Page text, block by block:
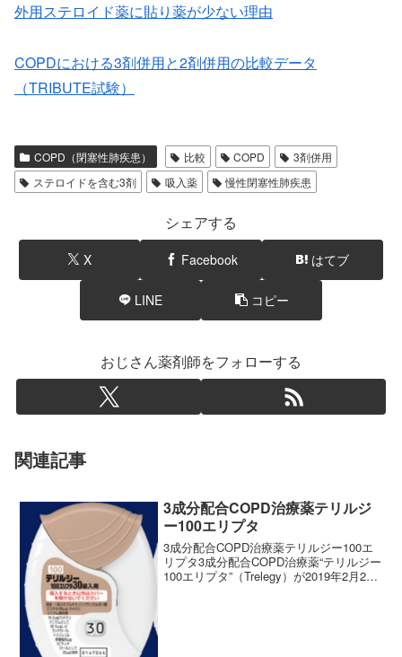
外用ステロイド薬に貼り薬が少ない理由
COPDにおける3剤併用と2剤併用の比較データ
（TRIBUTE試験）
COPD（閉塞性肺疾患） 比較 COPD
3剤併用
ステロイドを含む3剤
吸入薬 慢性閉塞性肺疾患
シェアする
X Facebook はてブ
LINE コピー
おじさん薬剤師をフォローする
関連記事
3成分配合COPD治療薬テリルジ
ー100エリプタ
3成分配合COPD治療薬テリルジー100エ
リプタ3成分配合COPD治療薬“テリルジー
100エリプタ”（Trelegy）が2019年2月22